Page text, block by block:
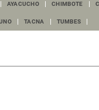
AYACUCHO CHIMBOTE
TACNA TUMBES